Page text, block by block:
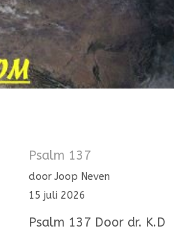
Psalm 137
door Joop Neven
15 juli 2026
Psalm 137 Door dr. K.D